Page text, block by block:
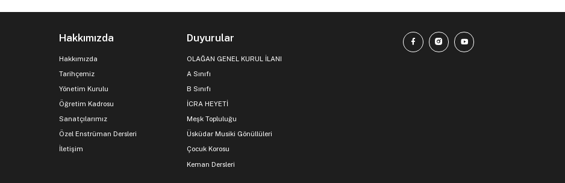
Hakkımızda
Hakkımızda
Tarihçemiz
Yönetim Kurulu
Öğretim Kadrosu
Sanatçılarımız
Özel Enstrüman Dersleri
İletişim
Duyurular
OLAĞAN GENEL KURUL İLANI
A Sınıfı
B Sınıfı
İCRA HEYETİ
Meşk Topluluğu
Üsküdar Musiki Gönüllüleri
Çocuk Korosu
Keman Dersleri